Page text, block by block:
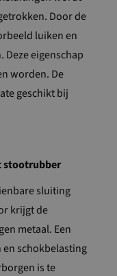
Door de
luiken en
eigenschap
worden. De
geschikt bij
stootrubber
sluiting
krijgt de
metaal. Een
schokbelasting
is te